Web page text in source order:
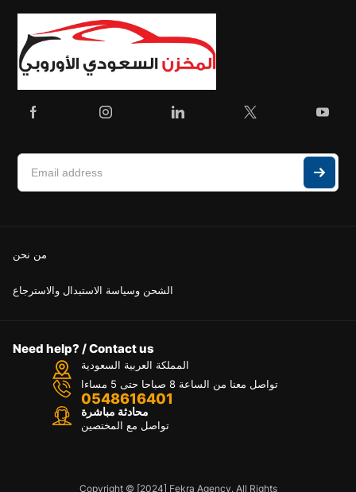
من نحن
الشحن وسياسة الاستبدال والاسترجاع
Need help? / Contact us
المملكة العربية السعودية
تواصل معنا من الساعة 8 صباحا حتى 5 مساءا
0548616401
محادثة مباشرة
تواصل مع المختصين
Copyright © [2024] Fekra Agency. All Rights